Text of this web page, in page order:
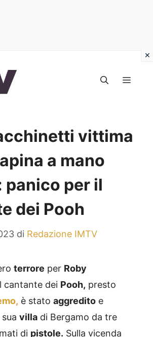
vittima
a mano
panico per il
dei Pooh
di Redazione IMTV
terrore per Roby
cantante dei Pooh, presto
è stato aggredito e
villa di Bergamo da tre
di pistole. Sulla vicenda